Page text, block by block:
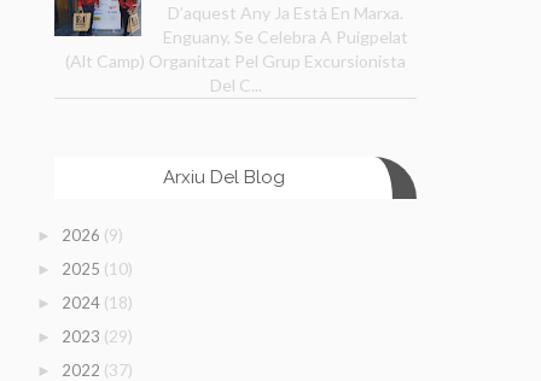
D’aquest Any Ja Està En Marxa.
Enguany, Se Celebra A Puigpelat
(Alt Camp) Organitzat Pel Grup Excursionista
Del C...
Arxiu Del Blog
► 2026 (9)
► 2025 (10)
► 2024 (18)
► 2023 (29)
► 2022 (37)